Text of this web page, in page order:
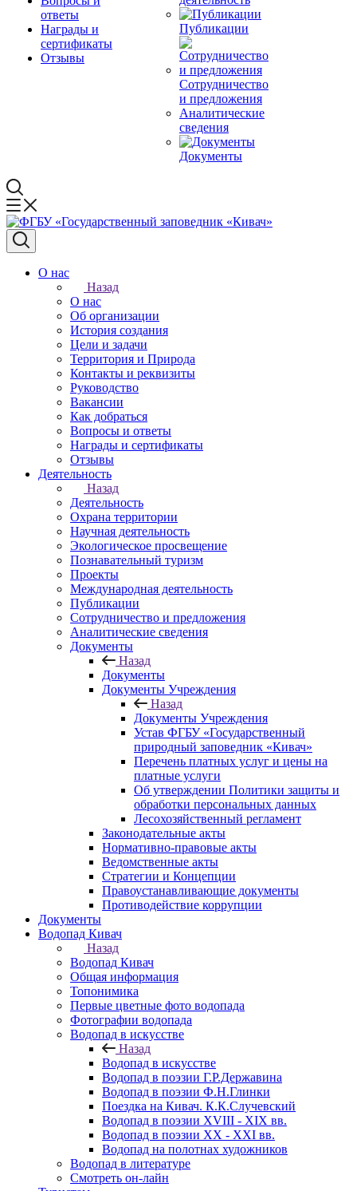
ответы
Награды и
сертификаты
Отзывы
Публикации
Сотрудничество
и предложения
Аналитические
сведения
Документы
О нас
Назад
О нас
Об организации
История создания
Цели и задачи
Территория и Природа
Контакты и реквизиты
Руководство
Вакансии
Как добраться
Вопросы и ответы
Награды и сертификаты
Отзывы
Деятельность
Назад
Деятельность
Охрана территории
Научная деятельность
Экологическое просвещение
Познавательный туризм
Проекты
Международная деятельность
Публикации
Сотрудничество и предложения
Аналитические сведения
Документы
Назад
Документы
Документы Учреждения
Назад
Документы Учреждения
Устав ФГБУ «Государственный
природный заповедник «Кивач»
Перечень платных услуг и цены на
платные услуги
Об утверждении Политики защиты и
обработки персональных данных
Лесохозяйственный регламент
Законодательные акты
Нормативно-правовые акты
Ведомственные акты
Стратегии и Концепции
Правоустанавливающие документы
Противодействие коррупции
Документы
Водопад Кивач
Назад
Водопад Кивач
Общая информация
Топонимика
Первые цветные фото водопада
Фотографии водопада
Водопад в искусстве
Назад
Водопад в искусстве
Водопад в поэзии Г.Р.Державина
Водопад в поэзии Ф.Н.Глинки
Поездка на Кивач. К.К.Случевский
Водопад в поэзии XVIII - XIX вв.
Водопад в поэзии XX - XXI вв.
Водопад на полотнах художников
Водопад в литературе
Смотреть он-лайн